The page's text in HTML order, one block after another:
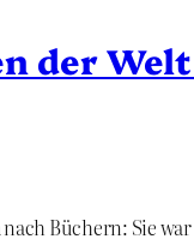
der
Büchern: Sie